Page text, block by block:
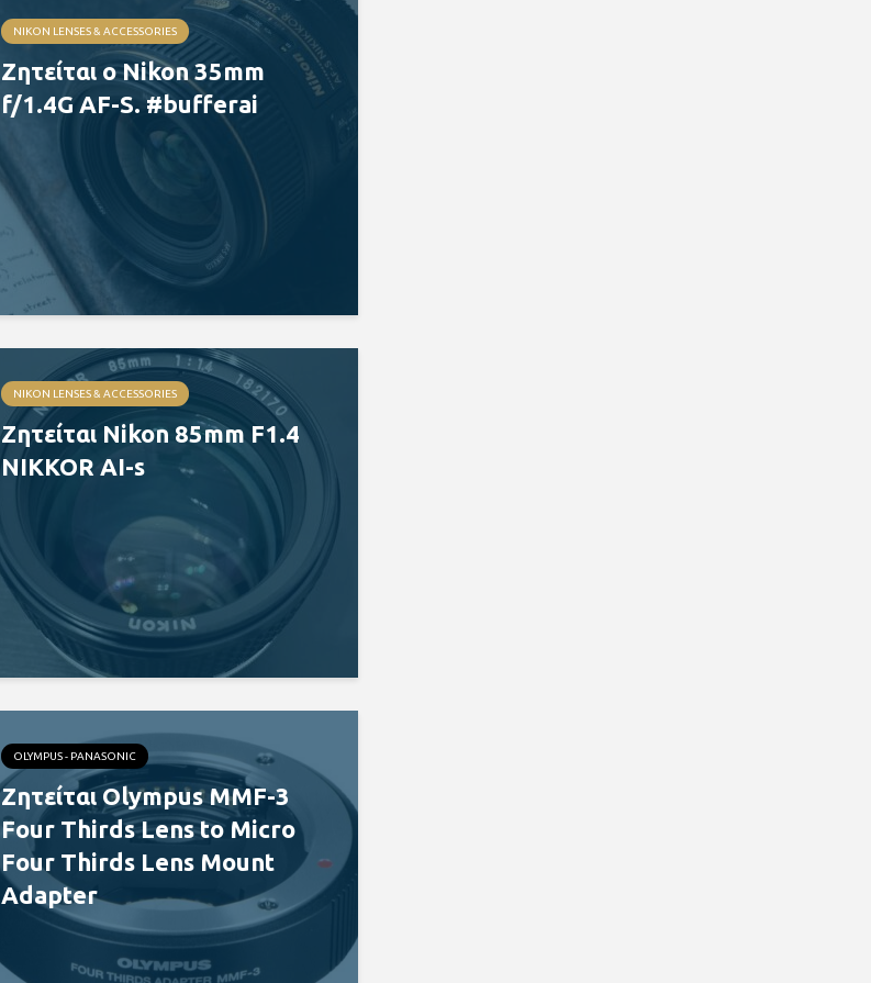
NIKON LENSES & ACCESSORIES
Ζητείται ο Nikon 35mm
f/1.4G AF-S. #bufferai
NIKON LENSES & ACCESSORIES
Ζητείται Nikon 85mm F1.4
NIKKOR AI-s
OLYMPUS - PANASONIC
Ζητείται Olympus MMF-3
Four Thirds Lens to Micro
Four Thirds Lens Mount
Adapter